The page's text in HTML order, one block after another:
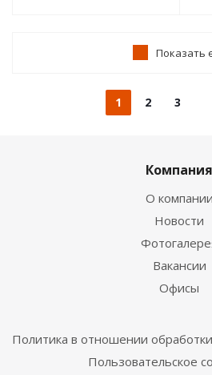
Показать
1 2 3
Компания
О компании
Новости
Вакансии
Офисы
Политика в отношении
Пользовательское